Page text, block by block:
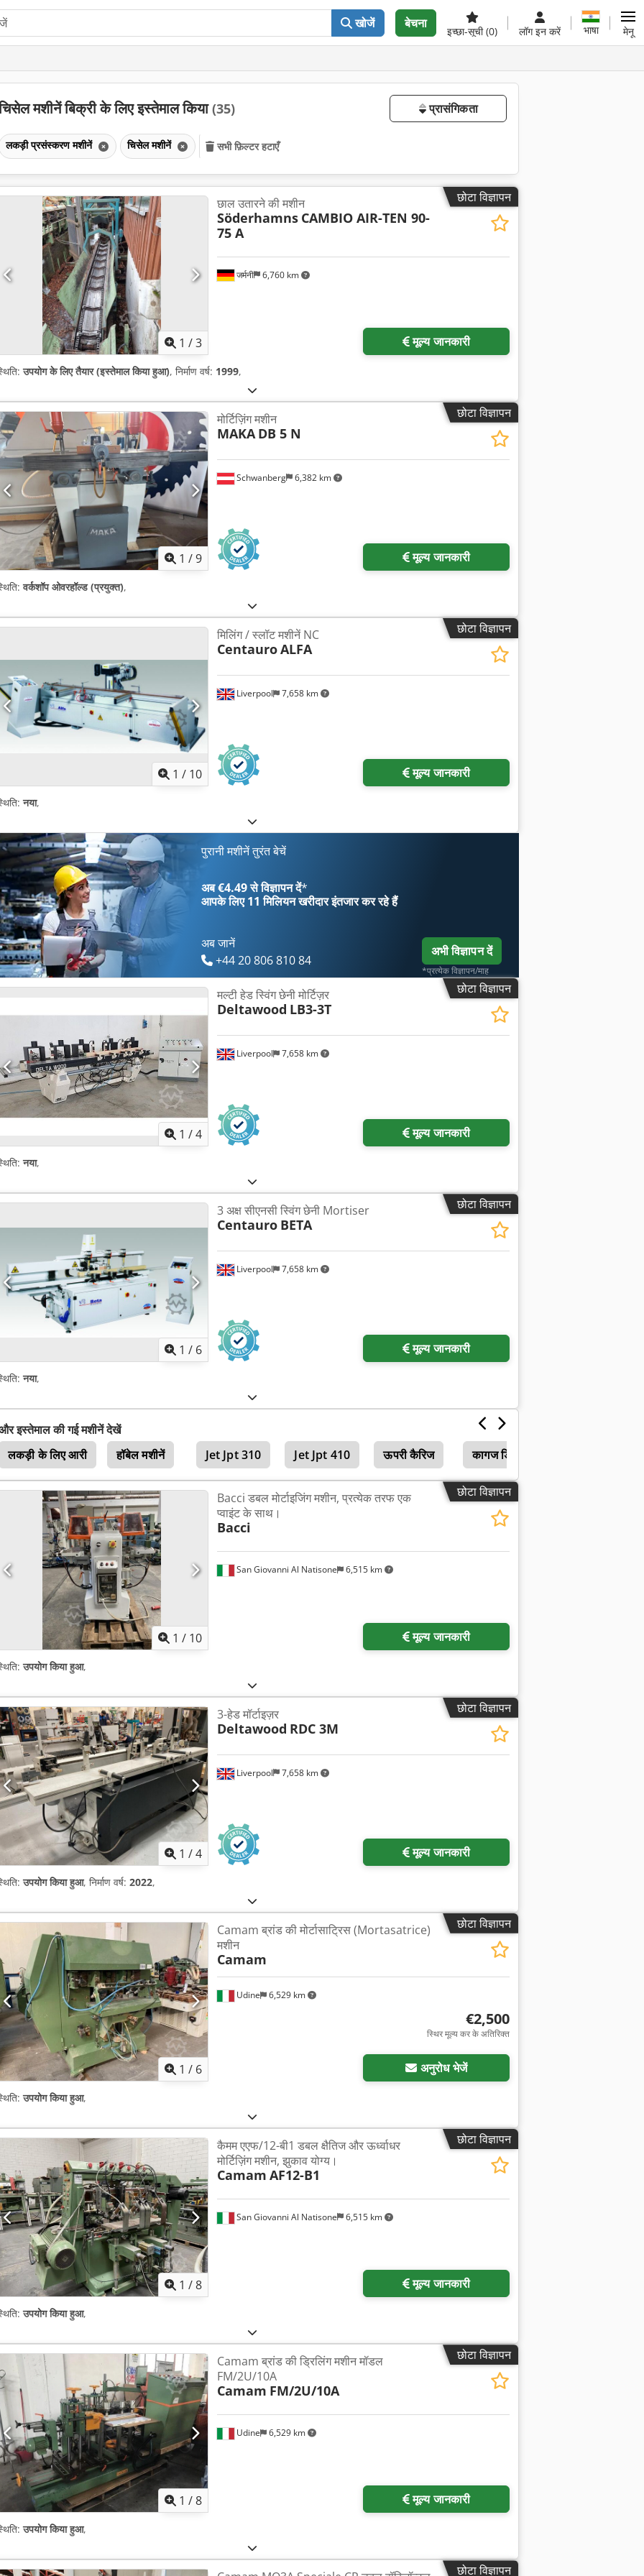
खोजें बेचना
इच्छा-सूची(0) लॉग इन करें भाषा मेनू
मशीनें बिक्री के लिए इस्तेमाल किया(35) प्रासंगिकता
लकड़ी प्रसंस्करण मशीनें चिसेल मशीनें सभी फ़िल्टर हटाएँ
छोटा विज्ञापन
1 /3
जर्मनी 6,760 km
छाल उतारने की मशीन
Söderhamns CAMBIO AIR-TEN 90-
75 A
मूल्य जानकारी
उपयोग के लिए तैयार (इस्तेमाल किया हुआ), निर्माण वर्ष: 1999,
छोटा विज्ञापन
1 /9
Schwanberg 6,382 km
मोर्टिज़िंग मशीन
MAKA DB 5 N
मूल्य जानकारी
वर्कशॉप ओवरहॉल्ड (प्रयुक्त),
छोटा विज्ञापन
1 / 10
Liverpool 7,658 km
मिलिंग / स्लॉट मशीनें NC
CentauroALFA
मूल्य जानकारी
नया,
पुरानी मशीनें तुरंत बेचें
अब €4.49 से विज्ञापन दें*
आपके लिए11 मिलियन खरीदारइंतजार कर रहे हैं
अब जानें
+44 20 806 810 84
अभी विज्ञापन दें
*प्रत्येक विज्ञापन/माह
छोटा विज्ञापन
1 /4
Liverpool 7,658 km
मल्टी हेड स्विंग छेनी मोर्टिज़र
Deltawood LB3-3T
मूल्य जानकारी
नया,
छोटा विज्ञापन
1 / 6
Liverpool 7,658 km
3 अक्ष सीएनसी स्विंग छेनी Mortiser
Centauro BETA
मूल्य जानकारी
नया,
इस्तेमाल की गई मशीनें देखें
लकड़ी के लिए आरी
हॉबेल मशीनें Jet Jpt 310 Jet Jpt 410 ऊपरी कैरिज कागज ड्रिल 2 धुरी
छोटा विज्ञापन
1 / 10
San Giovanni Al Natisone 6,515 km
Bacci डबल मोर्टाइजिंग मशीन, प्रत्येक तरफ एक
प्वाइंट के साथ।
Bacci
मूल्य जानकारी
उपयोग किया हुआ,
छोटा विज्ञापन
1 /4
Liverpool 7,658 km
3-हेड मॉर्टाइज़र
Deltawood RDC 3M
मूल्य जानकारी
उपयोग किया हुआ, निर्माण वर्ष: 2022,
छोटा विज्ञापन
1 / 6
Udine 6,529 km
Camam ब्रांड की मोर्टासाट्रिस (Mortasatrice)
मशीन
Camam
€2,500
स्थिर मूल्य कर के अतिरिक्त
अनुरोध भेजें
उपयोग किया हुआ,
छोटा विज्ञापन
1 /8
San Giovanni Al Natisone 6,515 km
कैमम एएफ/12-बी1 डबल क्षैतिज और ऊर्ध्वाधर
मोर्टिज़िंग मशीन, झुकाव योग्य।
Camam AF12-B1
मूल्य जानकारी
उपयोग किया हुआ,
छोटा विज्ञापन
1 /8
Udine 6,529 km
Camam ब्रांड की ड्रिलिंग मशीन मॉडल
FM/2U/10A
Camam FM/2U/10A
मूल्य जानकारी
उपयोग किया हुआ,
छोटा विज्ञापन